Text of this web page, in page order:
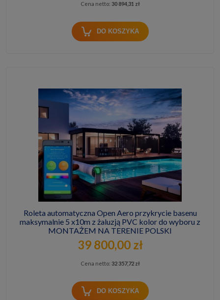
Cena netto: 30 894,31 zł
DO KOSZYKA
Roleta automatyczna Open Aero przykrycie basenu
maksymalnie 5 x10m z żaluzją PVC kolor do wyboru z
MONTAŻEM NA TERENIE POLSKI
39 800,00 zł
Cena netto: 32 357,72 zł
DO KOSZYKA